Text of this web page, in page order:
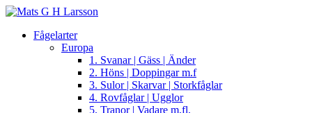
Fågelarter
Europa
1. Svanar | Gäss | Änder
2. Höns | Doppingar m.f
3. Sulor | Skarvar | Storkfåglar
4. Rovfåglar | Ugglor
5. Tranor | Vadare m.fl.